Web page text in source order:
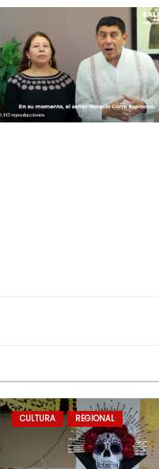
CULTURA REGIONAL